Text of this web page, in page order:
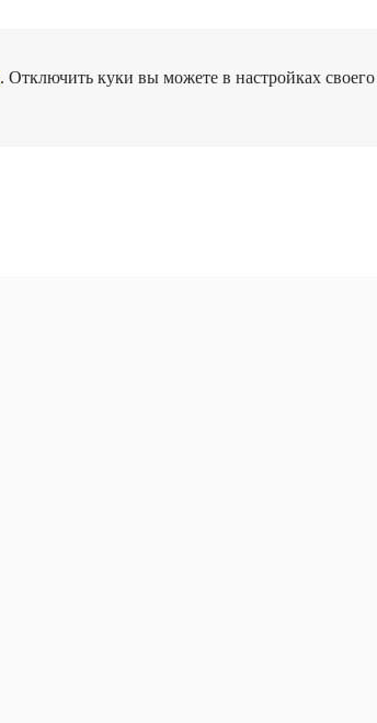
. Отключить куки вы можете в настройках своего